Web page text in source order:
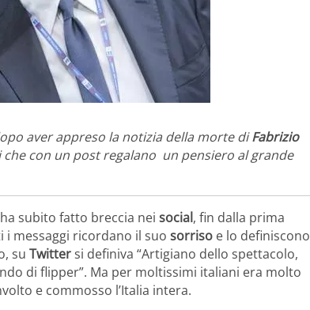
aver appreso la notizia della morte diFabrizio
con un post regalano un pensiero al grande
ha subito fatto breccia nei social, fin dalla prima
messaggi ricordano il suo sorriso e lo definiscono
su Twittersi definiva “Artigiano dello spettacolo,
di flipper”. Ma per moltissimi italiani era molto
e commosso l’Italia intera.